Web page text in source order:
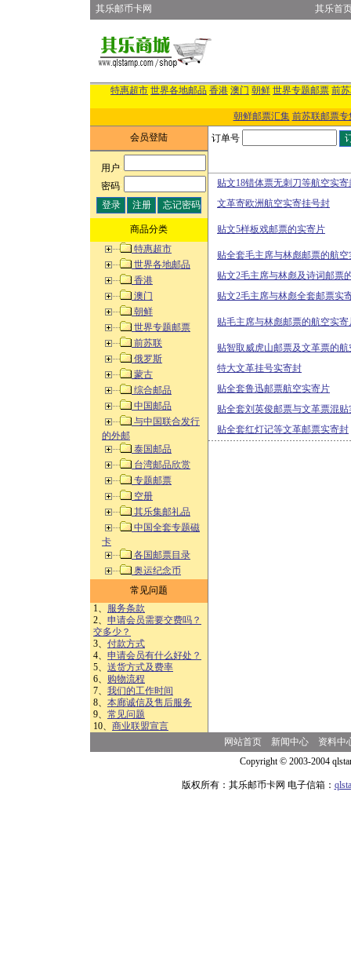
其乐邮币卡网 其乐首
特惠超市 世界各地邮品 香港 澳门 朝鲜 世界专题邮票 前
朝鲜邮票汇集 前苏联邮票专
会员登陆
用户:
密码:
商品分类
特惠超市
世界各地邮品
香港
澳门
朝鲜
世界专题邮票
前苏联
俄罗斯
蒙古
综合邮品
中国邮品
与中国联合发行
的外邮
泰国邮品
台湾邮品欣赏
专题邮票
空册
其乐集邮礼品
中国全套专题磁
卡
各国邮票目录
奥运纪念币
常见问题
1、 服务条款
2、 申请会员需要交费吗？
交多少？
3、 付款方式
4、 申请会员有什么好处？
5、 送货方式及费率
6、 购物流程
7、 我们的工作时间
8、 本廊诚信及售后服务
9、 常见问题
10、 商业联盟宣言
订单号
贴文18错体票无刺刀等航空实寄
文革寄欧洲航空实寄挂号封
贴文5样板戏邮票的实寄片
贴全套毛主席与林彪邮票的航空
贴文2毛主席与林彪及诗词邮票
贴文2毛主席与林彪全套邮票实
贴毛主席与林彪邮票的航空实寄
贴智取威虎山邮票及文革票的
特大文革挂号实寄封
贴全套鲁迅邮票航空实寄片
贴全套刘英俊邮票与文革票混贴
贴全套红灯记等文革邮票实寄封
网站首页 新闻中心
资料中
Copyright © 2003-2004
版权所有：其乐邮币卡网 电子信箱：